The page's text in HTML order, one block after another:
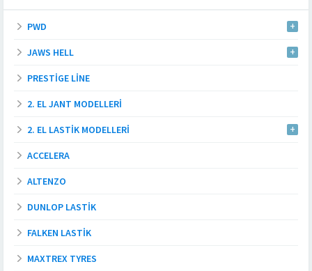
PWD
JAWS HELL
PRESTIGE LINE
2. EL JANT MODELLERI
2. EL LASTIK MODELLERI
ACCELERA
ALTENZO
DUNLOP LASTIK
FALKEN LASTIK
MAXTREX TYRES